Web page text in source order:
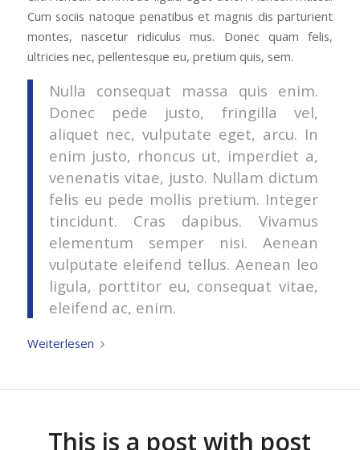
Cum sociis natoque penatibus et magnis dis parturient
montes, nascetur ridiculus mus. Donec quam felis,
ultricies nec, pellentesque eu, pretium quis, sem.
Nulla consequat massa quis enim.
Donec pede justo, fringilla vel,
aliquet nec, vulputate eget, arcu. In
enim justo, rhoncus ut, imperdiet a,
venenatis vitae, justo. Nullam dictum
felis eu pede mollis pretium. Integer
tincidunt. Cras dapibus. Vivamus
elementum semper nisi. Aenean
vulputate eleifend tellus. Aenean leo
ligula, porttitor eu, consequat vitae,
eleifend ac, enim.
Weiterlesen
This is a post with post